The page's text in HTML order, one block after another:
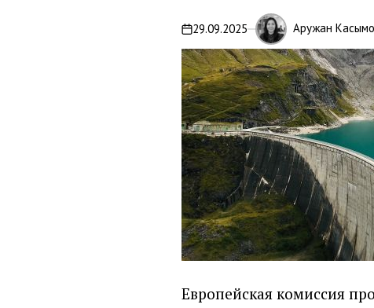
29.09.2025 Аружан
Европейская комиссия